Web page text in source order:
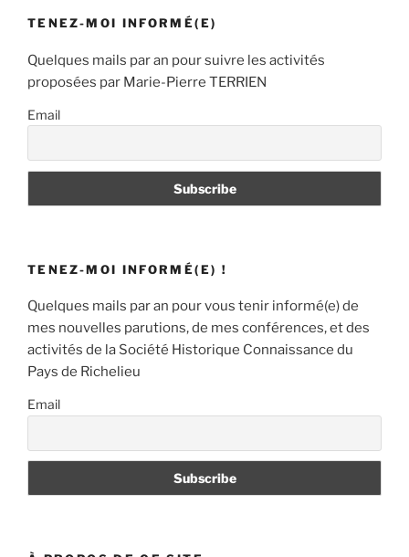
TENEZ-MOI INFORMÉ(E)
Quelques mails par an pour suivre les activités
proposées par Marie-Pierre TERRIEN
Email
TENEZ-MOI INFORMÉ(E) !
Quelques mails par an pour vous tenir informé(e) de
mes nouvelles parutions, de mes conférences, et des
activités de la Société Historique Connaissance du
Pays de Richelieu
Email